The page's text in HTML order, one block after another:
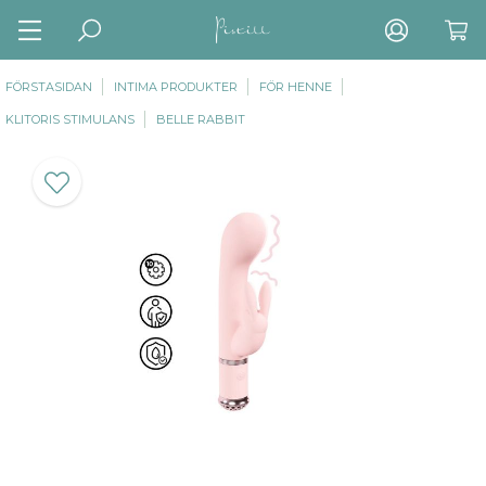
FÖRSTASIDAN INTIMA PRODUKTER FÖR HENNE
KLITORIS STIMULANS BELLE RABBIT